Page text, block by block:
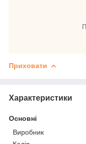
Приховати
Характеристики
Основні
Виробник